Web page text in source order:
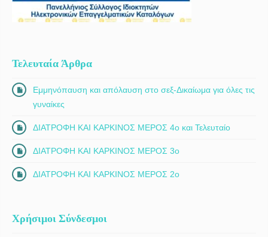
Τελευταία Άρθρα
Εμμηνόπαυση και απόλαυση στο σεξ-Δικαίωμα για όλες τις
γυναίκες
ΔΙΑΤΡΟΦΗ ΚΑΙ ΚΑΡΚΙΝΟΣ ΜΕΡΟΣ 4ο και Τελευταίο
ΔΙΑΤΡΟΦΗ ΚΑΙ ΚΑΡΚΙΝΟΣ ΜΕΡΟΣ 3ο
ΔΙΑΤΡΟΦΗ ΚΑΙ ΚΑΡΚΙΝΟΣ ΜΕΡΟΣ 2ο
Χρήσιμοι Σύνδεσμοι